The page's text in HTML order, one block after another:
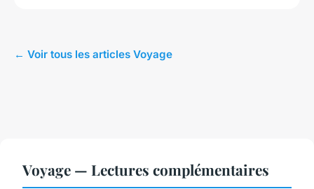
← Voir tous les articles Voyage
Voyage — Lectures complémentaires